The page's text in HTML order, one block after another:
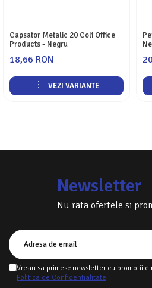
Capsator Metalic 20 Coli Office
Products - Negru
18,66 RON
VEZI VARIANTE
Newsletter
Nu rata ofertele si
Vreau sa primesc newsletter cu
Politica de Confidentialitate